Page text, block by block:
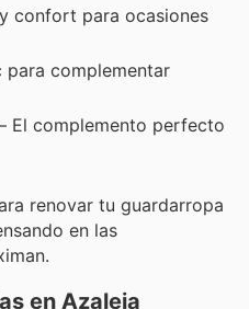
confort para ocasiones
para complementar
El complemento perfecto
renovar tu guardarropa
en las
en Azaleia